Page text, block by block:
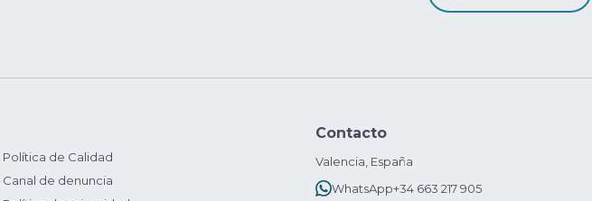
Política de Calidad
Canal de denuncia
Contacto
Valencia, España
WhatsApp+34 663 217 905